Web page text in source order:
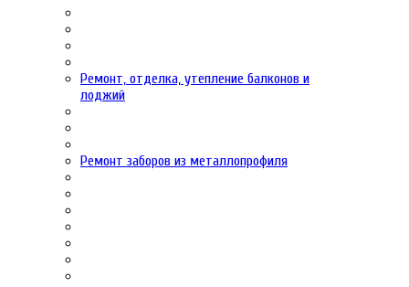
Ремонт, отделка, утепление балконов и
лоджий
Ремонт заборов из металлопрофиля